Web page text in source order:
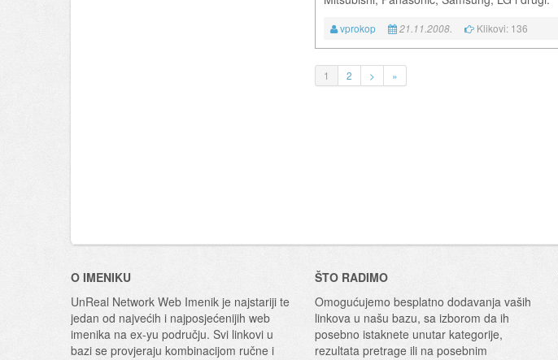
vprokop 21.11.2008. Klikovi: 136
1 2 > »
O IMENIKU
UnReal Network Web Imenik je najstariji te
jedan od najvećih i najposjećenijih web
imenika na ex-yu području. Svi linkovi u
bazi se provjeraju kombinacijom ručne i
ŠTO RADIMO
Omogućujemo besplatno dodavanja vaših
linkova u našu bazu, sa izborom da ih
posebno istaknete unutar kategorije,
rezultata pretrage ili na posebnim